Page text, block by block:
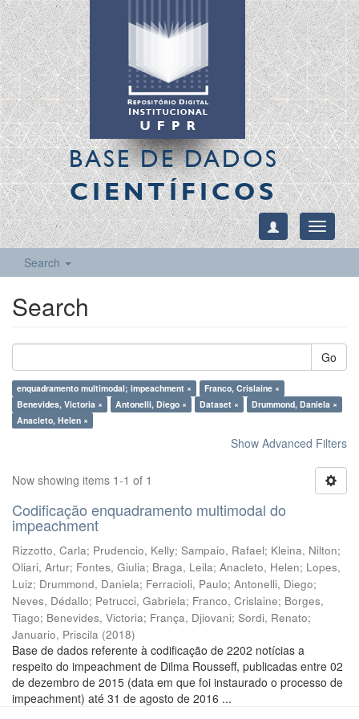
BASE DE DADOS
CIENTÍFICOS
Toggle
Search
Search
Go
enquadramento multimodal; impeachment ×
Franco, Crislaine ×
Benevides, Victoria ×
Antonelli, Diego × Dataset ×
Drummond, Daniela ×
Anacleto, Helen ×
Show Advanced Filters
Now showing items 1-1 of 1
Codificação enquadramento multimodal do
impeachment
Rizzotto, Carla; Prudencio, Kelly; Sampaio, Rafael; Kleina, Nilton;
Oliari, Artur; Fontes, Giulia; Braga, Leila; Anacleto, Helen; Lopes,
Luiz; Drummond, Daniela; Ferracioli, Paulo; Antonelli, Diego;
Neves, Dédallo; Petrucci, Gabriela; Franco, Crislaine; Borges,
Tiago; Benevides, Victoria; França, Djiovani; Sordi, Renato;
Januario, Priscila (2018)
Base de dados referente à codificação de 2202 notícias a
respeito do impeachment de Dilma Rousseff, publicadas entre 02
de dezembro de 2015 (data em que foi instaurado o processo de
impeachment) até 31 de agosto de 2016 ...